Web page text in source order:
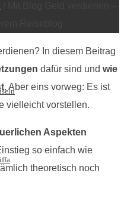
In diesem Beitrag
dafür sind und wie
. Aber eins vorweg: Es ist
vielleicht vorstellen.
Aspekten
so einfach wie
theoretisch noch